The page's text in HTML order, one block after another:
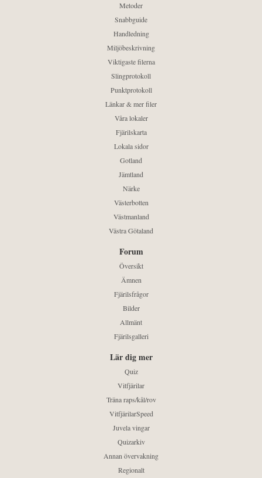
Metoder
Snabbguide
Handledning
Miljöbeskrivning
Viktigaste filerna
Slingprotokoll
Punktprotokoll
Länkar & mer filer
Våra lokaler
Fjärilskarta
Lokala sidor
Gotland
Jämtland
Närke
Västerbotten
Västmanland
Västra Götaland
Forum
Översikt
Ämnen
Fjärilsfrågor
Bilder
Allmänt
Fjärilsgalleri
Lär dig mer
Quiz
Vitfjärilar
Träna raps/kål/rov
VitfjärilarSpeed
Juvela vingar
Quizarkiv
Annan övervakning
Regionalt